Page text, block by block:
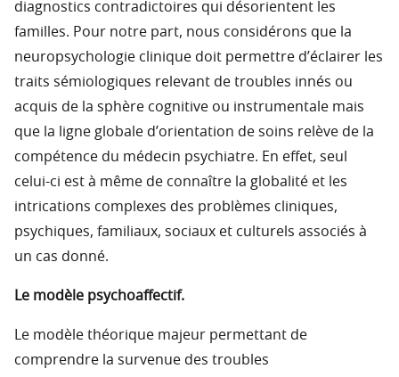
diagnostics contradictoires qui désorientent les
familles. Pour notre part, nous considérons que la
neuropsychologie clinique doit permettre d’éclairer les
traits sémiologiques relevant de troubles innés ou
acquis de la sphère cognitive ou instrumentale mais
que la ligne globale d’orientation de soins relève de la
compétence du médecin psychiatre. En effet, seul
celui-ci est à même de connaître la globalité et les
intrications complexes des problèmes cliniques,
psychiques, familiaux, sociaux et culturels associés à
un cas donné.
Le modèle psychoaffectif.
Le modèle théorique majeur permettant de
comprendre la survenue des troubles